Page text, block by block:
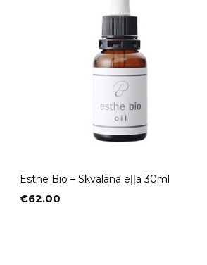
Esthe Bio – Skvalāna eļļa 30ml
€62.00